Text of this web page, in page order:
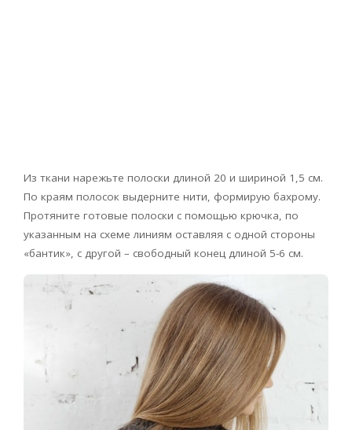
Из ткани нарежьте полоски длиной 20 и шириной 1,5 см.
По краям полосок выдерните нити, формирую бахрому.
Протяните готовые полоски с помощью крючка, по
указанным на схеме линиям оставляя с одной стороны
«бантик», с другой – свободный конец длиной 5-6 см.